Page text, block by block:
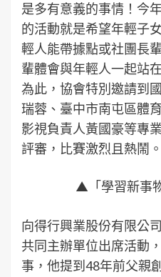
是多有意義的事情！今
的活動就是希望年輕子
輕人能帶據點或社團長
輩體會與年輕人一起站
為此，協會特別邀請到
瑞蓉、臺中市南屯區體
影視負責人黃國豪等專
評審，比賽激烈且熱鬧。
▲「學習新事
向得行興業股份有限公
共同主辦單位出席活動
事，他提到48年前父親